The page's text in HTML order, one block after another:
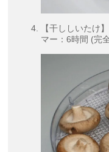
【干ししいたけ
マー：6時間 (完